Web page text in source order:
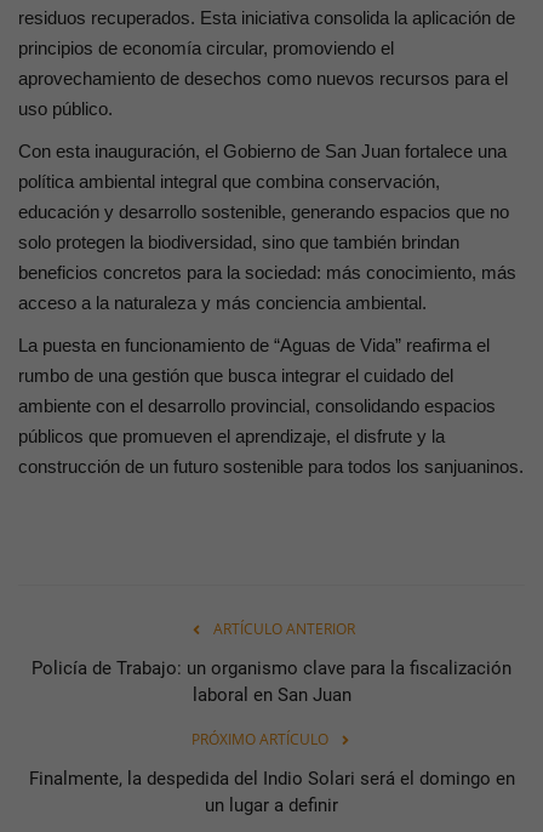
residuos recuperados. Esta iniciativa consolida la aplicación de
principios de economía circular, promoviendo el
aprovechamiento de desechos como nuevos recursos para el
uso público.
Con esta inauguración, el Gobierno de San Juan fortalece una
política ambiental integral que combina conservación,
educación y desarrollo sostenible, generando espacios que no
solo protegen la biodiversidad, sino que también brindan
beneficios concretos para la sociedad: más conocimiento, más
acceso a la naturaleza y más conciencia ambiental.
La puesta en funcionamiento de “Aguas de Vida” reafirma el
rumbo de una gestión que busca integrar el cuidado del
ambiente con el desarrollo provincial, consolidando espacios
públicos que promueven el aprendizaje, el disfrute y la
construcción de un futuro sostenible para todos los sanjuaninos.
ARTÍCULO ANTERIOR
Policía de Trabajo: un organismo clave para la fiscalización
laboral en San Juan
PRÓXIMO ARTÍCULO
Finalmente, la despedida del Indio Solari será el domingo en
un lugar a definir